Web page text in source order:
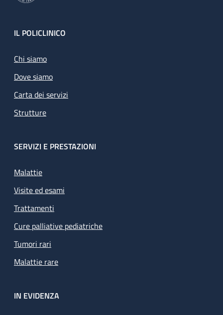
Footer
IL POLICLINICO
Chi siamo
Dove siamo
Carta dei servizi
Strutture
SERVIZI E PRESTAZIONI
Malattie
Visite ed esami
Trattamenti
Cure palliative pediatriche
Tumori rari
Malattie rare
IN EVIDENZA